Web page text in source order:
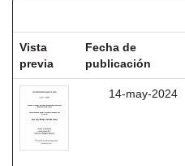
Vista
previa
Fecha de
publicación
14-may-2024